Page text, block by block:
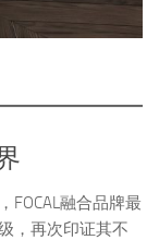
FOCAL融合品牌最
，再次印证其不